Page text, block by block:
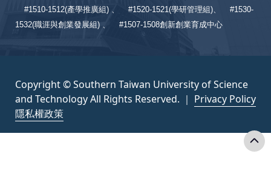
#1510-1512(產學推廣組) 、 #1520-1521(學研管理組)、
#1530-
1532(職涯與創業發展組) 、
#1507-1508創新創業育成中心
Copyright © Southern Taiwan University of Science
and Technology All Rights Reserved. ｜ Privacy Policy
隱私權政策